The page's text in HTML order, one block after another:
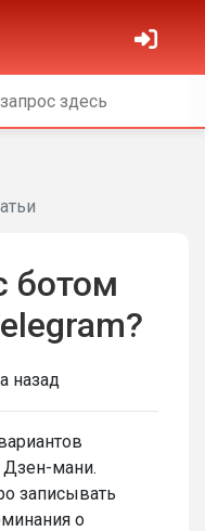
ботом
назад
Дзен-мани.
записывать
о